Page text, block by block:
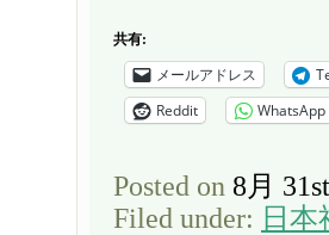
共有:
メールアドレス
Reddit
WhatsApp
Posted on 8月
Filed under: 日